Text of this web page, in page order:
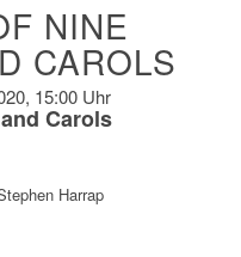
NINE
CAROLS
15:00 Uhr
Carols
Harrap